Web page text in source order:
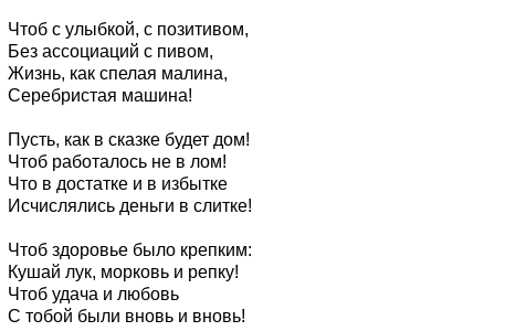
Чтоб с улыбкой, с позитивом,
Без ассоциаций с пивом,
Жизнь, как спелая малина,
Серебристая машина!
Пусть, как в сказке будет дом!
Чтоб работалось не в лом!
Что в достатке и в избытке
Исчислялись деньги в слитке!
Чтоб здоровье было крепким:
Кушай лук, морковь и репку!
Чтоб удача и любовь
С тобой были вновь и вновь!